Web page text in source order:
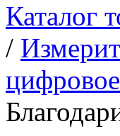
Каталог
/